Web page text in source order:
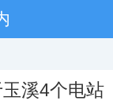
溪4个电站